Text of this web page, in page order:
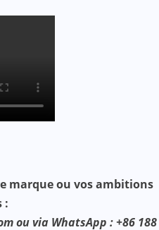
marque ou vos ambitions
:
ou via WhatsApp : +86 188